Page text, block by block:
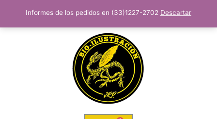
Informes de los pedidos en (33)1227-2702 Descartar